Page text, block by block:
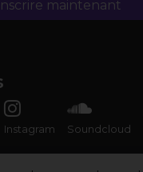
Instagram Soundcloud